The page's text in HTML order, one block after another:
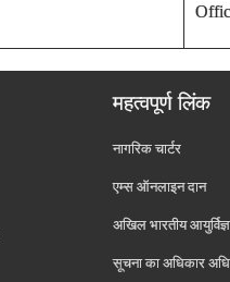
महत्वपूर्ण लिंक
नागरिक चार्टर
एम्स ऑनलाइन दान
अखिल भारतीय
सूचना का अधिकार